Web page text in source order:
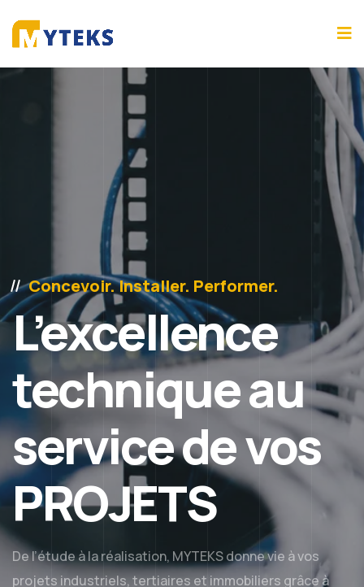
Concevoir. Installer. Performer.
L’excellence
technique au
service de vos
PROJETS
De l’étude à la réalisation, MYTEKS donne vie à vos
projets industriels, tertiaires et immobiliers grâce à